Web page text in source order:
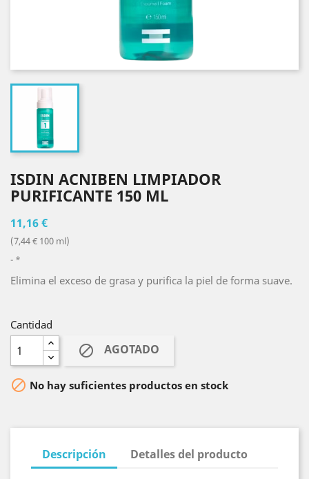
ISDIN ACNIBEN LIMPIADOR
PURIFICANTE 150 ML
11,16 €
(7,44 € 100 ml)
*
Elimina el exceso de grasa y puriﬁca la piel de forma suave.
Cantidad
 AGOTADO
 No hay suficientes productos en stock
Descripción Detalles del producto